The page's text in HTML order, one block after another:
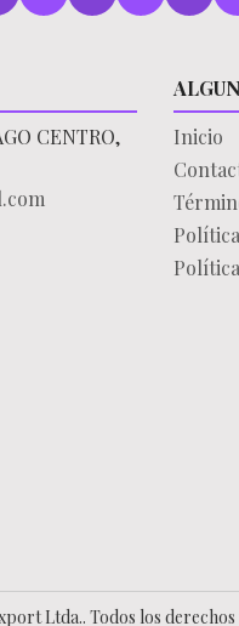
CENTRO,
Inicio
Ltda.. Todos los derechos